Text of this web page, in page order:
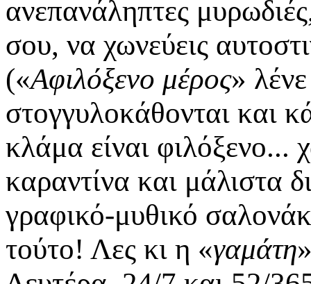
ανεπανάληπτες
σου, να χωνεύεις
(«Αφιλόξενο μέρος»
στογγυλοκάθονται και
κλάμα είναι
καραντίνα και μάλιστα
γραφικό-μυθικό
τούτο! Λες κι η «γαμάτη